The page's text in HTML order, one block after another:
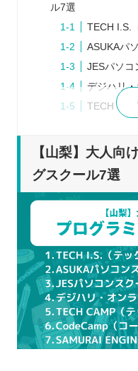
ル7選
TECH I.S.
ASUKAパ
JESパソコ
デジハリ
TECH
SAMURAI
イント
どの程度
る
口コミや体
極める
説明会や
最初から1
プログラミングス
【山梨】大人向
グスクール7選